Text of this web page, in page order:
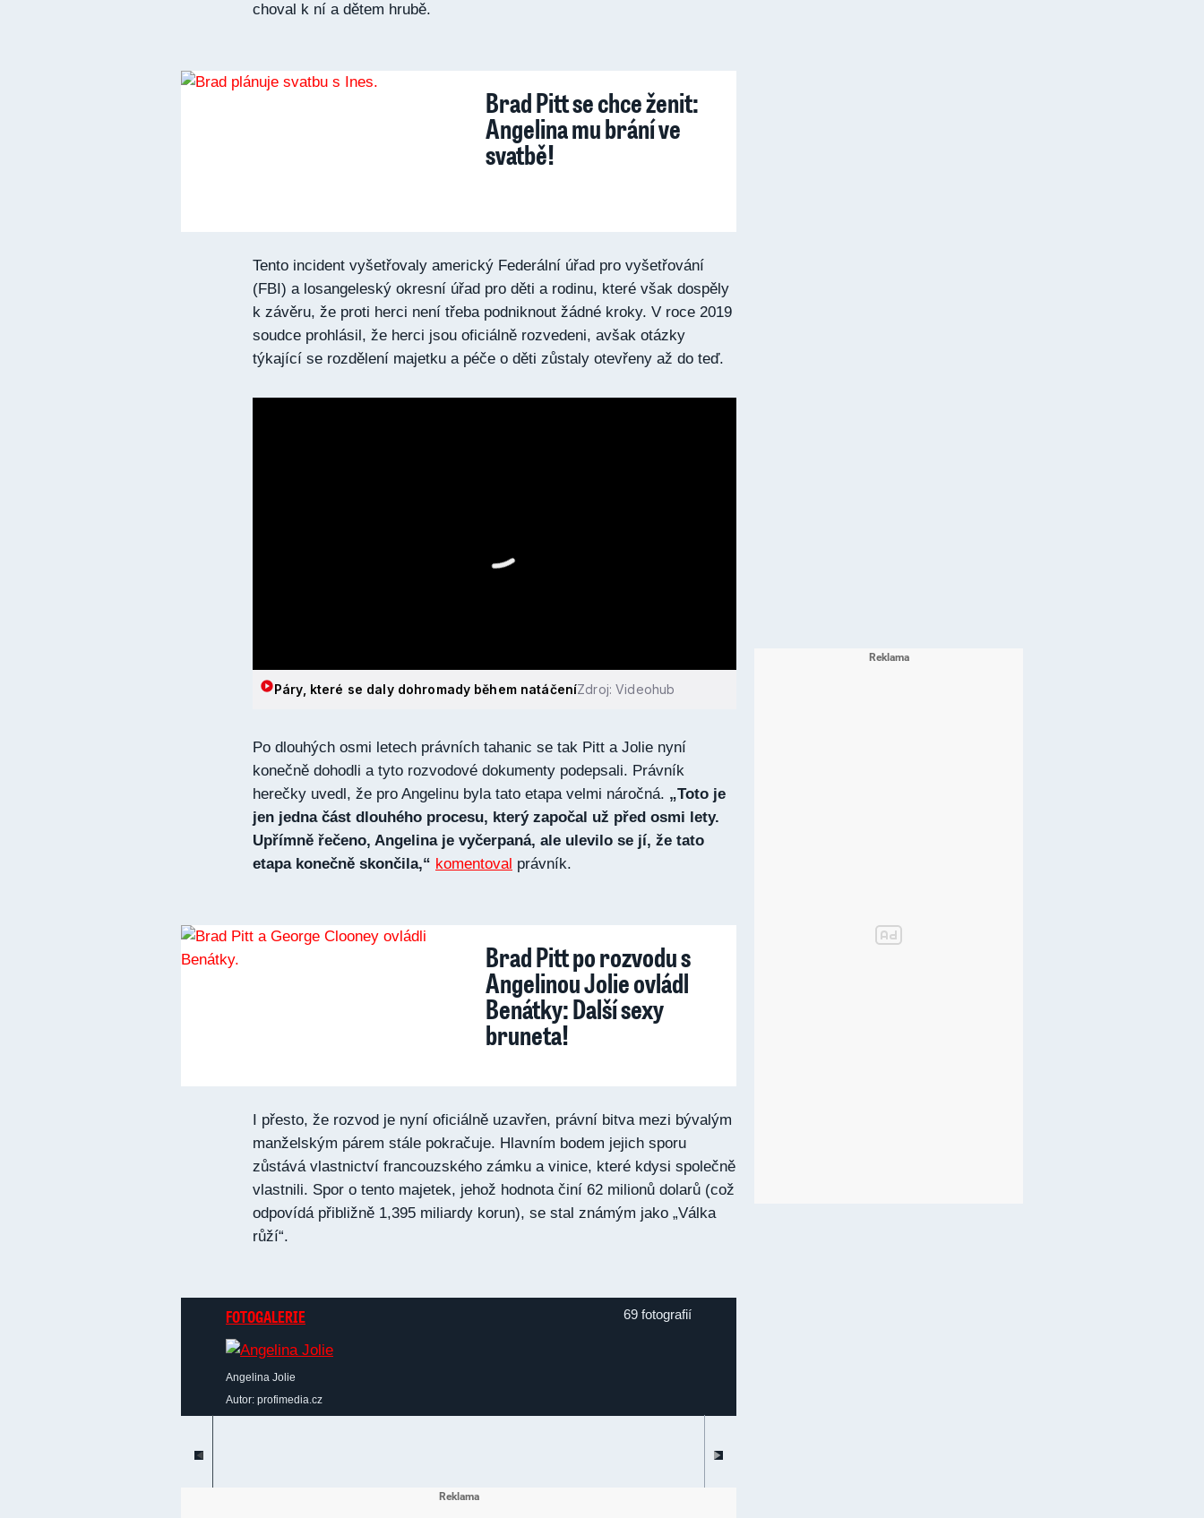
choval k ní a dětem hrubě.
Brad Pitt se chce ženit:
Angelina mu brání ve
svatbě!
Tento incident vyšetřovaly americký Federální úřad pro vyšetřování
(FBI) a losangeleský okresní úřad pro děti a rodinu, které však dospěly
k závěru, že proti herci není třeba podniknout žádné kroky. V roce 2019
soudce prohlásil, že herci jsou oficiálně rozvedeni, avšak otázky
týkající se rozdělení majetku a péče o děti zůstaly otevřeny až do teď.
Páry, které se daly dohromady během natáčeníZdroj: Videohub
Po dlouhých osmi letech právních tahanic se tak Pitt a Jolie nyní
konečně dohodli a tyto rozvodové dokumenty podepsali. Právník
herečky uvedl, že pro Angelinu byla tato etapa velmi náročná. „Toto je
jen jedna část dlouhého procesu, který započal už před osmi lety.
Upřímně řečeno, Angelina je vyčerpaná, ale ulevilo se jí, že tato
etapa konečně skončila,“ komentoval právník.
Brad Pitt po rozvodu s
Angelinou Jolie ovládl
Benátky: Další sexy
bruneta!
I přesto, že rozvod je nyní oficiálně uzavřen, právní bitva mezi bývalým
manželským párem stále pokračuje. Hlavním bodem jejich sporu
zůstává vlastnictví francouzského zámku a vinice, které kdysi společně
vlastnili. Spor o tento majetek, jehož hodnota činí 62 milionů dolarů (což
odpovídá přibližně 1,395 miliardy korun), se stal známým jako „Válka
růží“.
FOTOGALERIE 69 fotografií
Angelina Jolie
Autor: profimedia.cz